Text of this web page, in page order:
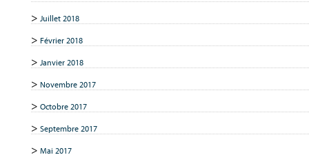
Juillet 2018
Février 2018
Janvier 2018
Novembre 2017
Octobre 2017
Septembre 2017
Mai 2017